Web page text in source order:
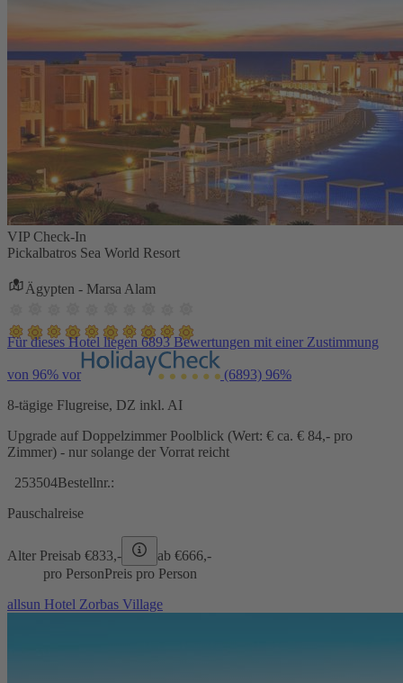
VIP Check-In
Pickalbatros Sea World Resort
Ägypten - Marsa Alam
Für dieses Hotel liegen 6893 Bewertungen mit einer Zustimmung
von 96% vor (6893) 96%
8-tägige Flugreise, DZ inkl. AI
Upgrade auf Doppelzimmer Poolblick (Wert: € ca. € 84,- pro
Zimmer) - nur solange der Vorrat reicht
253504Bestellnr.:
Pauschalreise
Alter Preisab €833,- ab €666,-
pro PersonPreis pro Person
allsun Hotel Zorbas Village